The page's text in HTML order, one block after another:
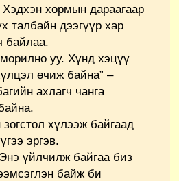
хормын дараагаар
талбайн дээгүүр хар
байлаа.
уу. Хүнд хэцүү
өчиж байна” –
ахлагч чанга
хүлээж байгаад
эргэв.
үйлчилж байгаа биз
байж би